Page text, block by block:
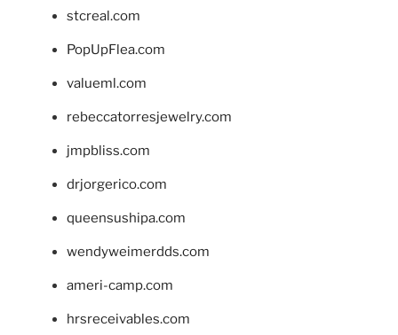
stcreal.com
PopUpFlea.com
valueml.com
rebeccatorresjewelry.com
jmpbliss.com
drjorgerico.com
queensushipa.com
wendyweimerdds.com
ameri-camp.com
hrsreceivables.com